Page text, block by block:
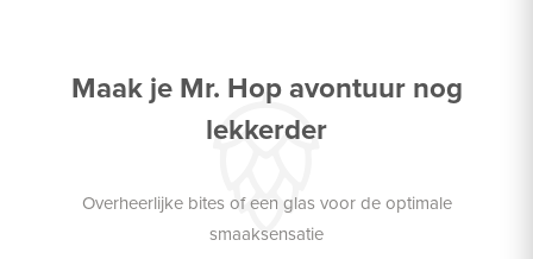
Maak je Mr. Hop avontuur nog
lekkerder
Overheerlijke bites of een glas voor de optimale
smaaksensatie